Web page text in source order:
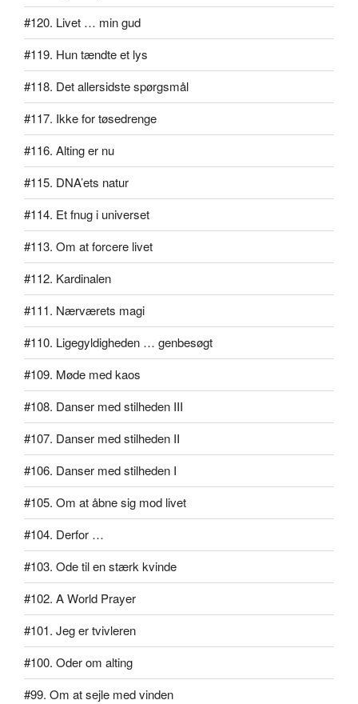
#120. Livet … min gud
#119. Hun tændte et lys
#118. Det allersidste spørgsmål
#117. Ikke for tøsedrenge
#116. Alting er nu
#115. DNA’ets natur
#114. Et fnug i universet
#113. Om at forcere livet
#112. Kardinalen
#111. Nærværets magi
#110. Ligegyldigheden … genbesøgt
#109. Møde med kaos
#108. Danser med stilheden III
#107. Danser med stilheden II
#106. Danser med stilheden I
#105. Om at åbne sig mod livet
#104. Derfor …
#103. Ode til en stærk kvinde
#102. A World Prayer
#101. Jeg er tvivleren
#100. Oder om alting
#99. Om at sejle med vinden